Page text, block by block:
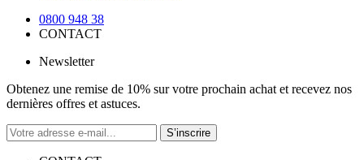
0800 948 38
CONTACT
Newsletter
Obtenez une remise de 10% sur votre prochain achat et recevez nos
dernières offres et astuces.
S’inscrire